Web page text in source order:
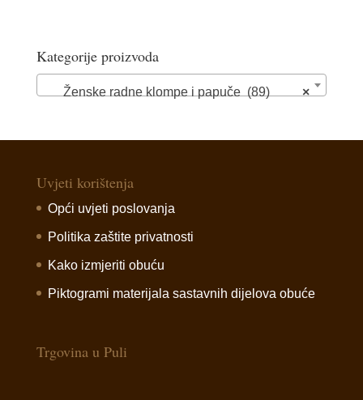
Kategorije proizvoda
×
Ženske radne klompe i papuče (89)
Uvjeti korištenja
Opći uvjeti poslovanja
Politika zaštite privatnosti
Kako izmjeriti obuću
Piktogrami materijala sastavnih dijelova obuće
Trgovina u Puli